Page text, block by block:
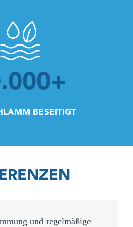
+
BESEITIGT
und regelmäßige